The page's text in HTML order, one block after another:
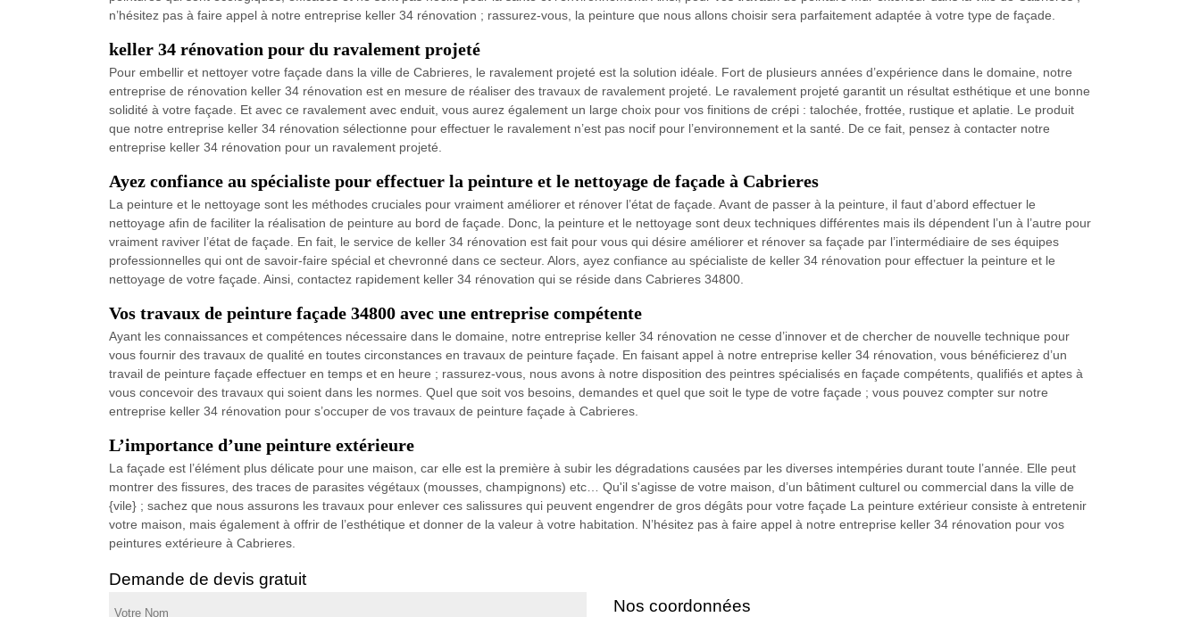
n’hésitez pas à faire appel à notre entreprise keller 34 rénovation ; rassurez-vous, la peinture que nous allons choisir sera parfaitement adaptée à votre type de façade.
keller 34 rénovation pour du ravalement projeté
Pour embellir et nettoyer votre façade dans la ville de Cabrieres, le ravalement projeté est la solution idéale. Fort de plusieurs années d’expérience dans le domaine, notre
entreprise de rénovation keller 34 rénovation est en mesure de réaliser des travaux de ravalement projeté. Le ravalement projeté garantit un résultat esthétique et une bonne
solidité à votre façade. Et avec ce ravalement avec enduit, vous aurez également un large choix pour vos finitions de crépi : talochée, frottée, rustique et aplatie. Le produit
que notre entreprise keller 34 rénovation sélectionne pour effectuer le ravalement n’est pas nocif pour l’environnement et la santé. De ce fait, pensez à contacter notre
entreprise keller 34 rénovation pour un ravalement projeté.
Ayez confiance au spécialiste pour effectuer la peinture et le nettoyage de façade à Cabrieres
La peinture et le nettoyage sont les méthodes cruciales pour vraiment améliorer et rénover l’état de façade. Avant de passer à la peinture, il faut d’abord effectuer le
nettoyage afin de faciliter la réalisation de peinture au bord de façade. Donc, la peinture et le nettoyage sont deux techniques différentes mais ils dépendent l’un à l’autre pour
vraiment raviver l’état de façade. En fait, le service de keller 34 rénovation est fait pour vous qui désire améliorer et rénover sa façade par l’intermédiaire de ses équipes
professionnelles qui ont de savoir-faire spécial et chevronné dans ce secteur. Alors, ayez confiance au spécialiste de keller 34 rénovation pour effectuer la peinture et le
nettoyage de votre façade. Ainsi, contactez rapidement keller 34 rénovation qui se réside dans Cabrieres 34800.
Vos travaux de peinture façade 34800 avec une entreprise compétente
Ayant les connaissances et compétences nécessaire dans le domaine, notre entreprise keller 34 rénovation ne cesse d’innover et de chercher de nouvelle technique pour
vous fournir des travaux de qualité en toutes circonstances en travaux de peinture façade. En faisant appel à notre entreprise keller 34 rénovation, vous bénéficierez d’un
travail de peinture façade effectuer en temps et en heure ; rassurez-vous, nous avons à notre disposition des peintres spécialisés en façade compétents, qualifiés et aptes à
vous concevoir des travaux qui soient dans les normes. Quel que soit vos besoins, demandes et quel que soit le type de votre façade ; vous pouvez compter sur notre
entreprise keller 34 rénovation pour s’occuper de vos travaux de peinture façade à Cabrieres.
L’importance d’une peinture extérieure
La façade est l’élément plus délicate pour une maison, car elle est la première à subir les dégradations causées par les diverses intempéries durant toute l’année. Elle peut
montrer des fissures, des traces de parasites végétaux (mousses, champignons) etc… Qu'il s'agisse de votre maison, d’un bâtiment culturel ou commercial dans la ville de
{vile} ; sachez que nous assurons les travaux pour enlever ces salissures qui peuvent engendrer de gros dégâts pour votre façade La peinture extérieur consiste à entretenir
votre maison, mais également à offrir de l’esthétique et donner de la valeur à votre habitation. N’hésitez pas à faire appel à notre entreprise keller 34 rénovation pour vos
peintures extérieure à Cabrieres.
Demande de devis gratuit
Nos coordonnées